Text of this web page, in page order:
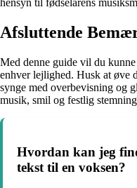
hensyn til fødselarens
Afsluttende
Med denne guide vil du
enhver lejlighed. Husk at øve
synge med overbevisning og
musik, smil og festlig
Hvordan kan jeg
tekst til en voksen?